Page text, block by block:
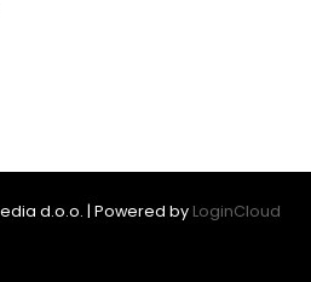
d.o.o. | Powered by LoginCloud